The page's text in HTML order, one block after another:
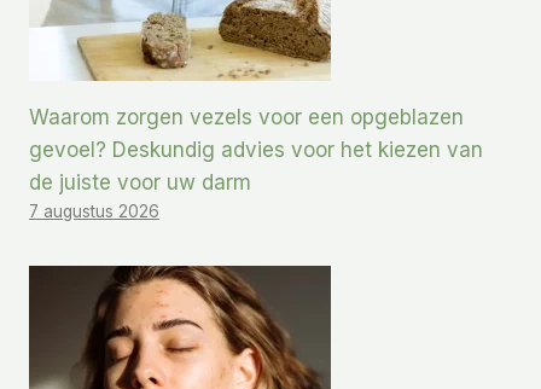
Waarom zorgen vezels voor een opgeblazen
gevoel? Deskundig advies voor het kiezen van
de juiste voor uw darm
7 augustus 2026